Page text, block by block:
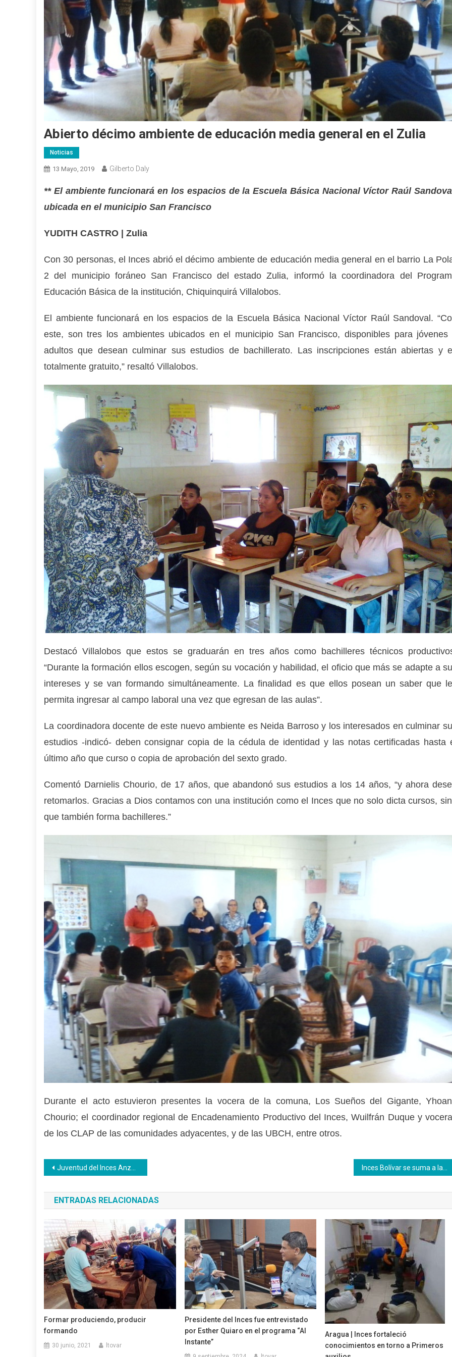
Abierto décimo ambiente de educación media general en el Zulia
Noticias
13 Mayo, 2019 Gilberto Daly
** El ambiente funcionará en los espacios de la Escuela Básica Nacional Víctor Raúl
ubicada en el municipio San Francisco
YUDITH CASTRO | Zulia
Con 30 personas, el Inces abrió el décimo ambiente de educación media general en el barrio La
2 del municipio foráneo San Francisco del estado Zulia, informó la coordinadora del
Educación Básica de la institución, Chiquinquirá Villalobos.
El ambiente funcionará en los espacios de la Escuela Básica Nacional Víctor Raúl Sandoval.
este, son tres los ambientes ubicados en el municipio San Francisco, disponibles para jóvenes
adultos que desean culminar sus estudios de bachillerato. Las inscripciones están abiertas y
totalmente gratuito,” resaltó Villalobos.
Destacó Villalobos que estos se graduarán en tres años como bachilleres técnicos
“Durante la formación ellos escogen, según su vocación y habilidad, el oficio que más se adapte a
intereses y se van formando simultáneamente. La finalidad es que ellos posean un saber que
permita ingresar al campo laboral una vez que egresan de las aulas”.
La coordinadora docente de este nuevo ambiente es Neida Barroso y los interesados en culminar
estudios -indicó- deben consignar copia de la cédula de identidad y las notas certificadas hasta
último año que curso o copia de aprobación del sexto grado.
Comentó Darnielis Chourio, de 17 años, que abandonó sus estudios a los 14 años, “y ahora
retomarlos. Gracias a Dios contamos con una institución como el Inces que no solo dicta cursos,
que también forma bachilleres.”
Durante el acto estuvieron presentes la vocera de la comuna, Los Sueños del Gigante,
Chourio; el coordinador regional de Encadenamiento Productivo del Inces, Wuilfrán Duque y
de los CLAP de las comunidades adyacentes, y de las UBCH, entre otros.
Navegación
de
entradas
Juventud del Inces Anzoátegui realizó encuentro deportivo
ENTRADAS RELACIONADAS
Formar produciendo, producir
formando
30 junio, 2021 ltovar
Presidente del Inces fue entrevistado
por Esther Quiaro en el programa “Al
Instante”
Aragua | Inces fortaleció
conocimientos en torno a Primeros